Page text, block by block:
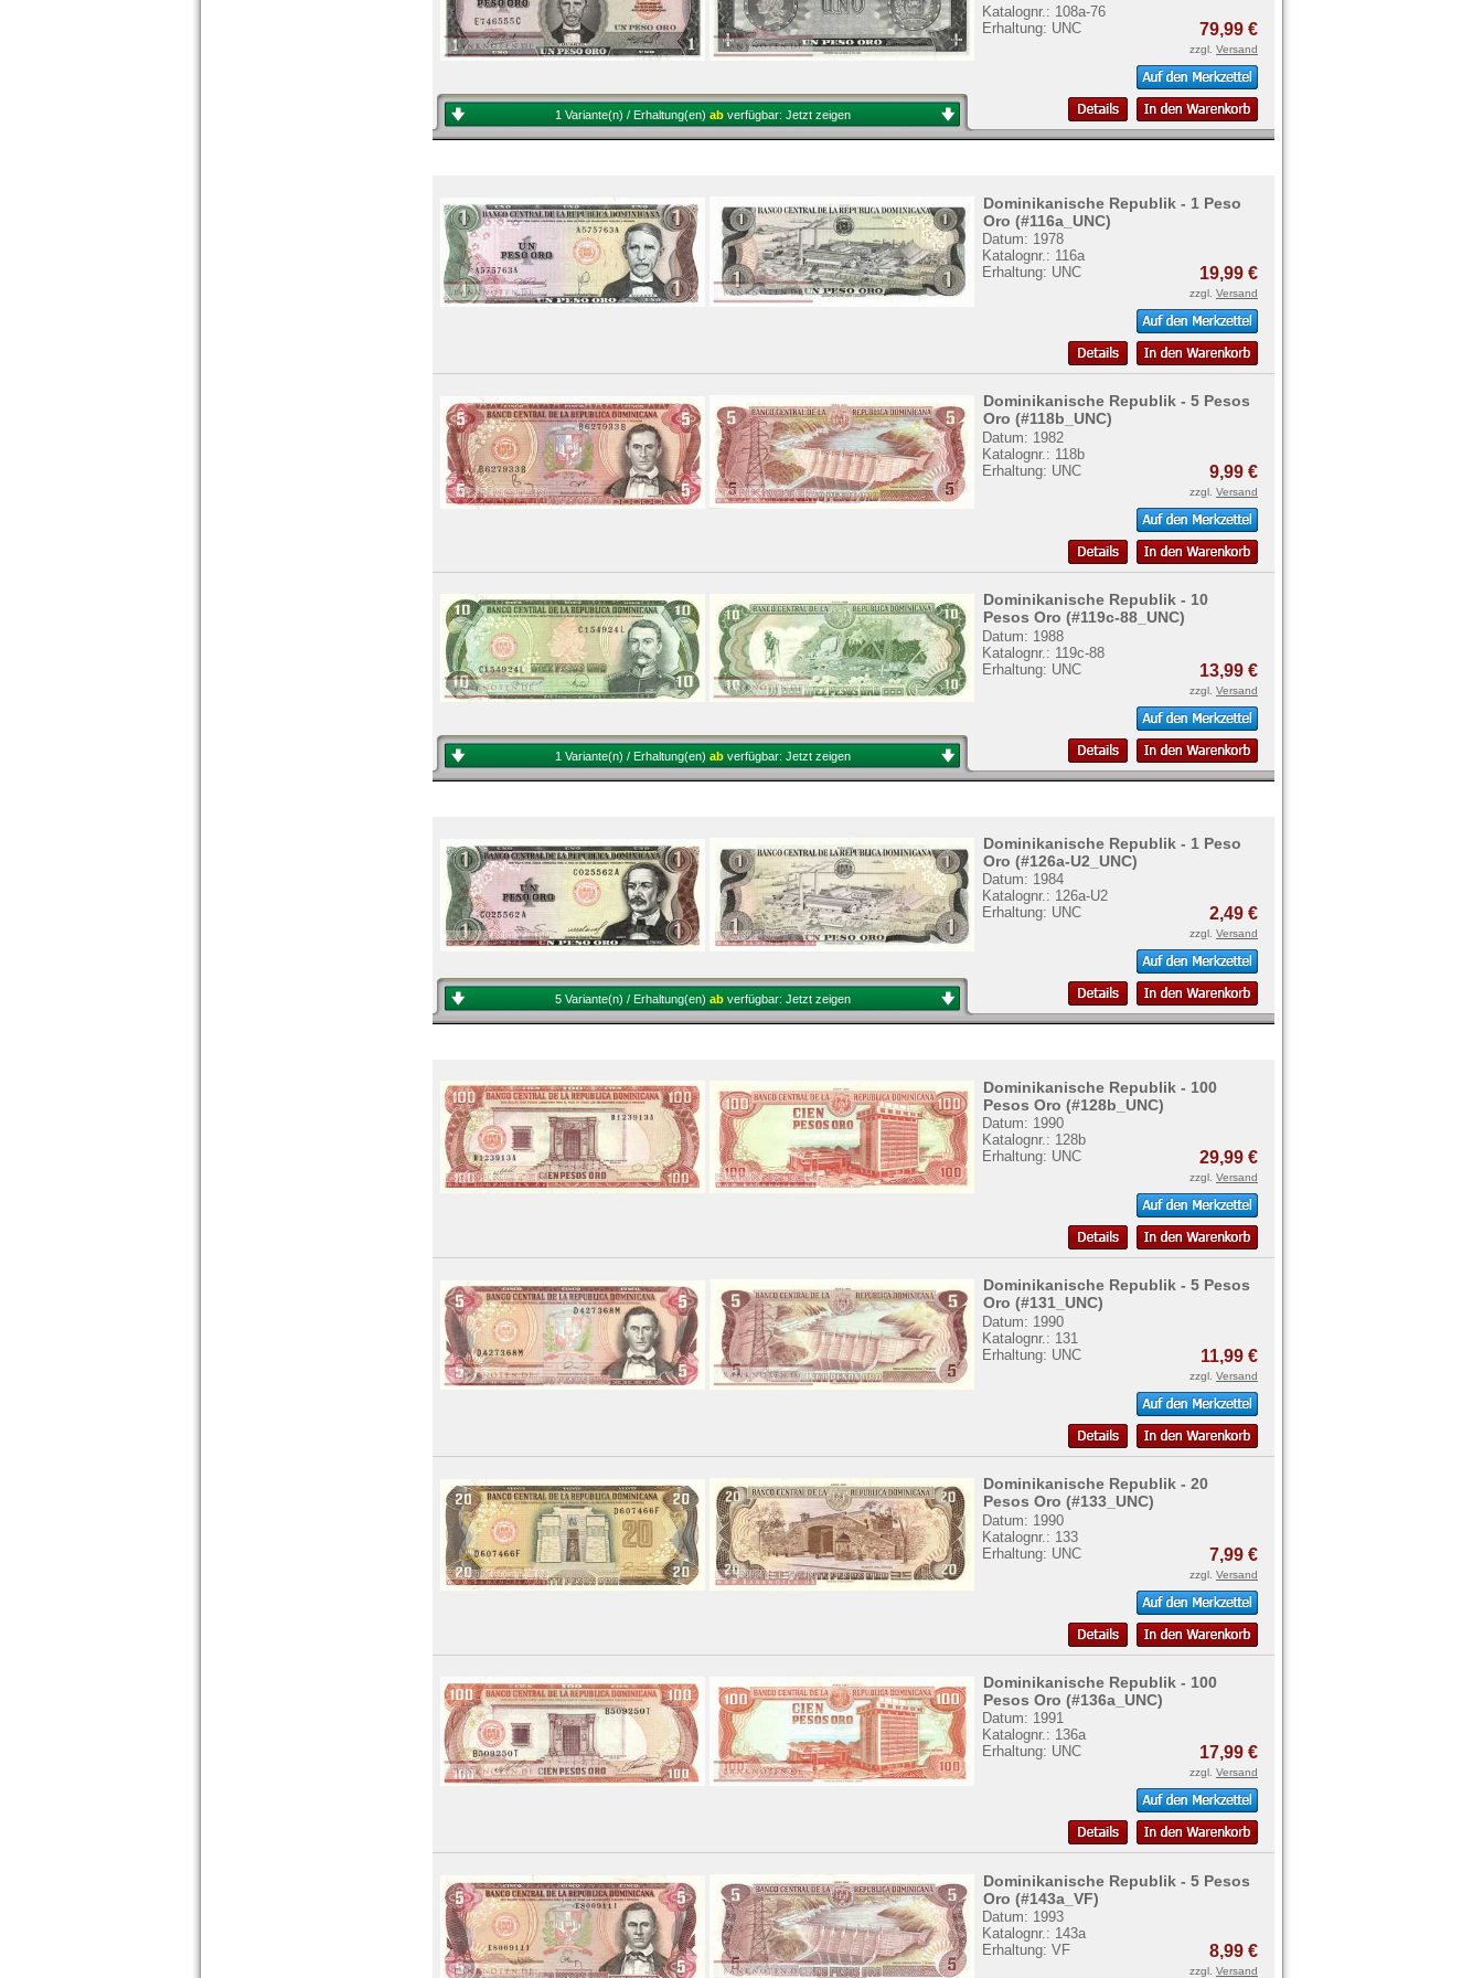
Katalognr.: 108a-76
Erhaltung: UNC
79,99 €
zzgl. Versand
1 Variante(n) / Erhaltung(en) ab verfügbar: Jetzt zeigen
Dominikanische Republik - 1 Peso
Oro (#116a_UNC)
Datum: 1978
Katalognr.: 116a
Erhaltung: UNC
19,99 €
zzgl. Versand
Dominikanische Republik - 5 Pesos
Oro (#118b_UNC)
Datum: 1982
Katalognr.: 118b
Erhaltung: UNC
9,99 €
zzgl. Versand
Dominikanische Republik - 10
Pesos Oro (#119c-88_UNC)
Datum: 1988
Katalognr.: 119c-88
Erhaltung: UNC
13,99 €
zzgl. Versand
1 Variante(n) / Erhaltung(en) ab verfügbar: Jetzt zeigen
Dominikanische Republik - 1 Peso
Oro (#126a-U2_UNC)
Datum: 1984
Katalognr.: 126a-U2
Erhaltung: UNC
2,49 €
zzgl. Versand
5 Variante(n) / Erhaltung(en) ab verfügbar: Jetzt zeigen
Dominikanische Republik - 100
Pesos Oro (#128b_UNC)
Datum: 1990
Katalognr.: 128b
Erhaltung: UNC
29,99 €
zzgl. Versand
Dominikanische Republik - 5 Pesos
Oro (#131_UNC)
Datum: 1990
Katalognr.: 131
Erhaltung: UNC
11,99 €
zzgl. Versand
Dominikanische Republik - 20
Pesos Oro (#133_UNC)
Datum: 1990
Katalognr.: 133
Erhaltung: UNC
7,99 €
zzgl. Versand
Dominikanische Republik - 100
Pesos Oro (#136a_UNC)
Datum: 1991
Katalognr.: 136a
Erhaltung: UNC
17,99 €
zzgl. Versand
Dominikanische Republik - 5 Pesos
Oro (#143a_VF)
Datum: 1993
Katalognr.: 143a
Erhaltung: VF
8,99 €
zzgl. Versand